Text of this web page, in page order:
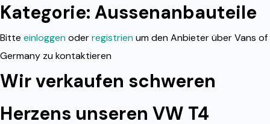
Kategorie: Aussenanbauteile
Bitte einloggenoderregistrienum den Anbieter über Vans of
Germany zu kontaktieren
Wir verkaufen schweren
Herzens unseren VW T4